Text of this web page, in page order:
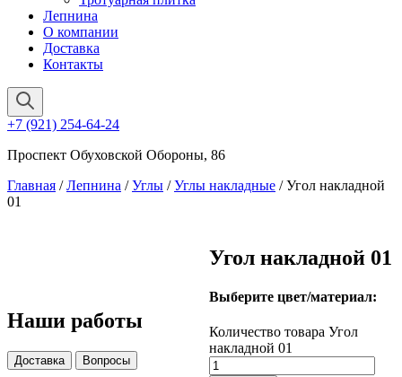
Лепнина
О компании
Доставка
Контакты
+7 (921) 254-64-24
Проспект Обуховской Обороны, 86
Главная /Лепнина /Углы /Углы накладные / Угол накладной
01
Угол накладной 01
Выберите цвет/материал:
Количество товара Угол
накладной 01
Наши работы
Доставка Вопросы